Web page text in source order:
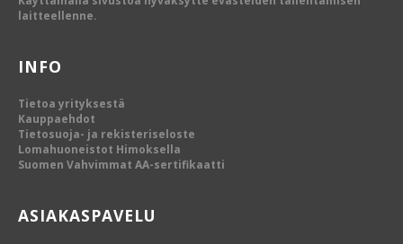
laitteellenne.
INFO
Tietoa yrityksestä
Kauppaehdot
Tietosuoja- ja rekisteriseloste
Lomahuoneistot Himoksella
Suomen Vahvimmat AA-sertifikaatti
ASIAKASPAVELU